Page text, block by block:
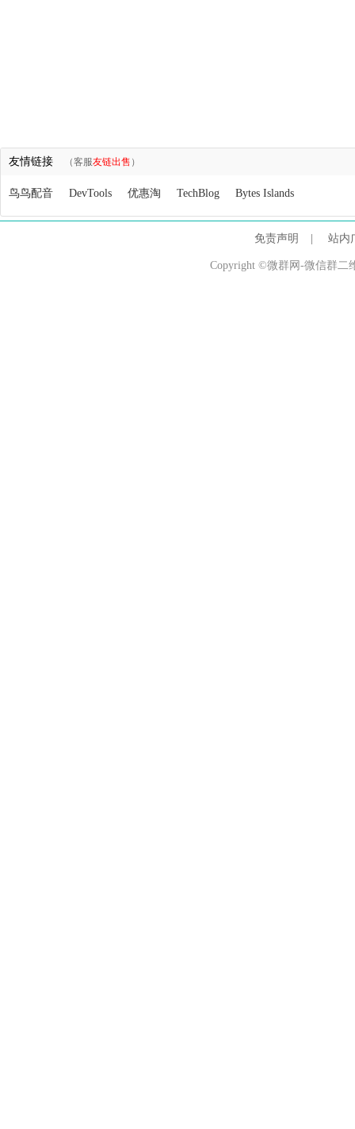
友情链接 （客服友链出售 ）
鸟鸟配音 DevTools 优惠淘 TechBlog Bytes Islands
免责声明 站内
Copyright ©微群网-微信群二